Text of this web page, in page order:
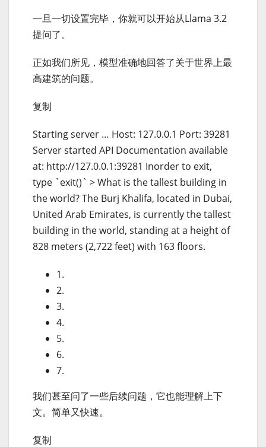
一旦一切设置完毕，你就可以开始从Llama 3.2
提问了。
正如我们所见，模型准确地回答了关于世界上最
高建筑的问题。
复制
Starting server … Host: 127.0.0.1 Port: 39281
Server started API Documentation available
at: http://127.0.0.1:39281 Inorder to exit,
type `exit()` > What is the tallest building in
the world? The Burj Khalifa, located in Dubai,
United Arab Emirates, is currently the tallest
building in the world, standing at a height of
828 meters (2,722 feet) with 163 floors.
1.
2.
3.
4.
5.
6.
7.
我们甚至问了一些后续问题，它也能理解上下
文。简单又快速。
复制